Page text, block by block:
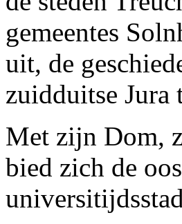
gemeentes
uit, de
zuidduitse Jura
Met zijn Dom,
bied zich de